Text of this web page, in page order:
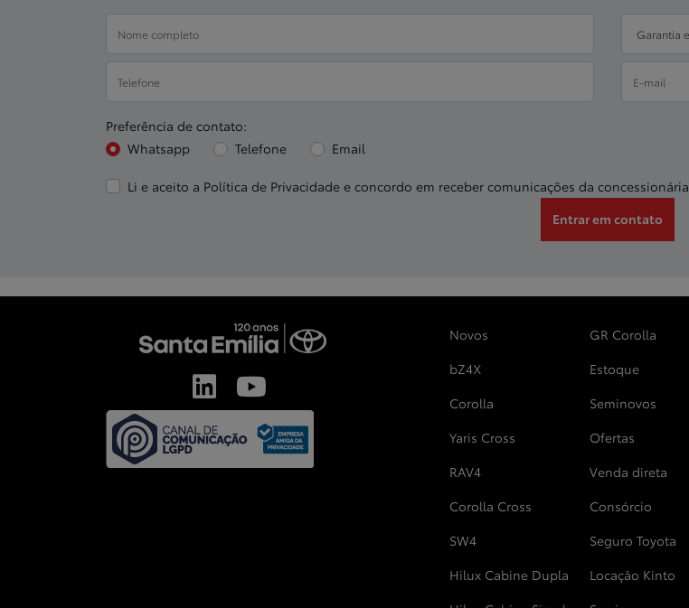
Preferência de contato:
Whatsapp
Telefone Email
Li e aceito a Política de Privacidade e concordo em receber comunicações da concessionária.
Entrar em contato
Novos
bZ4X
Corolla
Yaris Cross
RAV4
Corolla Cross
SW4
Hilux Cabine Dupla
GR Corolla
Estoque
Seminovos
Ofertas
Venda direta
Consórcio
Seguro Toyota
Locação Kinto